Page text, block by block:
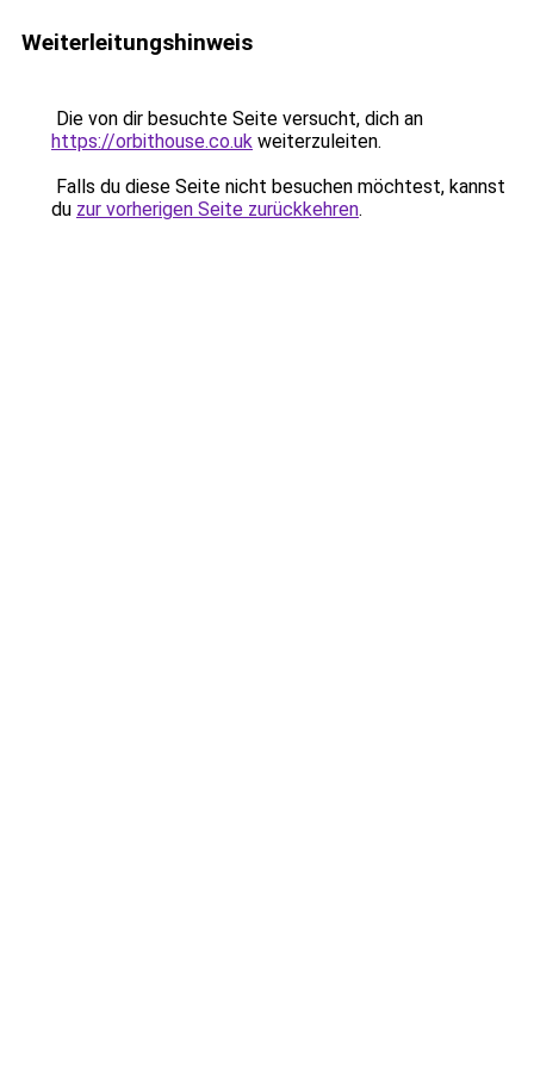
Weiterleitungshinweis
Die von dir besuchte Seite versucht, dich an
https://orbithouse.co.uk weiterzuleiten.
Falls du diese Seite nicht besuchen möchtest, kannst
du zur vorherigen Seite zurückkehren.